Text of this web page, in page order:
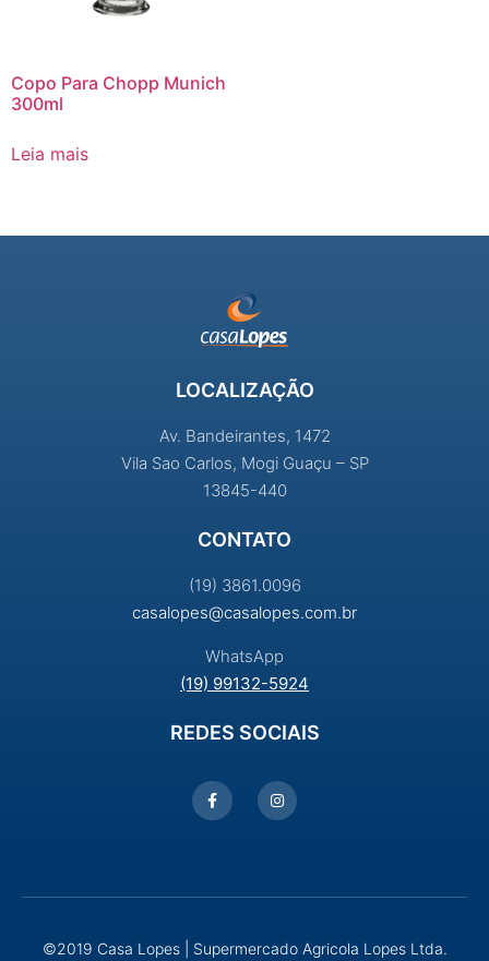
Copo Para Chopp Munich
300ml
Leia mais
LOCALIZAÇÃO
Av. Bandeirantes, 1472
Vila Sao Carlos, Mogi Guaçu – SP
13845-440
CONTATO
(19) 3861.0096
casalopes@casalopes.com.br
WhatsApp
(19) 99132-5924
REDES SOCIAIS
©2019 Casa Lopes | Supermercado Agricola Lopes Ltda.